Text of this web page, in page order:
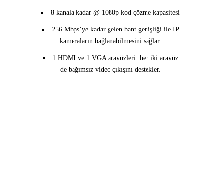
8 kanala kadar @ 1080p kod çözme kapasitesi
256 Mbps’ye kadar gelen bant genişliği ile IP
kameraların bağlanabilmesini sağlar.
1 HDMI ve 1 VGA arayüzleri: her iki arayüz
de bağımsız video çıkışını destekler.